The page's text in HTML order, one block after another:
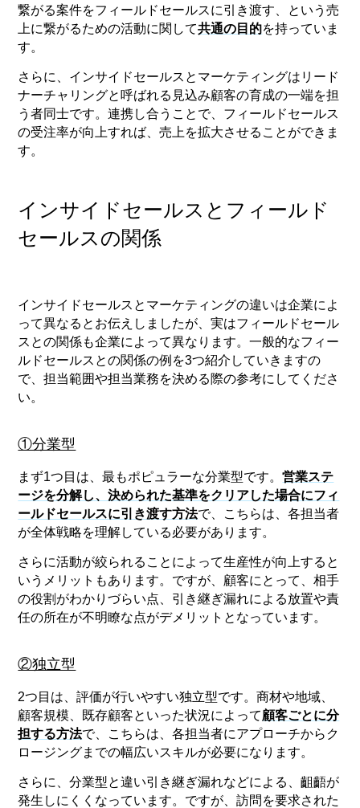
繋がる案件をフィールドセールスに引き渡す、という売
上に繋がるための活動に関して共通の目的を持っていま
す。
さらに、インサイドセールスとマーケティングはリード
ナーチャリングと呼ばれる見込み顧客の育成の一端を担
う者同士です。連携し合うことで、フィールドセールス
の受注率が向上すれば、売上を拡大させることができま
す。
インサイドセールスとフィールド
セールスの関係
インサイドセールスとマーケティングの違いは企業によ
って異なるとお伝えしましたが、実はフィールドセール
スとの関係も企業によって異なります。一般的なフィー
ルドセールスとの関係の例を3つ紹介していきますの
で、担当範囲や担当業務を決める際の参考にしてくださ
い。
①分業型
まず1つ目は、最もポピュラーな分業型です。営業ステ
ージを分解し、決められた基準をクリアした場合にフィ
ールドセールスに引き渡す方法で、こちらは、各担当者
が全体戦略を理解している必要があります。
さらに活動が絞られることによって生産性が向上すると
いうメリットもあります。ですが、顧客にとって、相手
の役割がわかりづらい点、引き継ぎ漏れによる放置や責
任の所在が不明瞭な点がデメリットとなっています。
②独立型
2つ目は、評価が行いやすい独立型です。商材や地域、
顧客規模、既存顧客といった状況によって顧客ごとに分
担する方法で、こちらは、各担当者にアプローチからク
ロージングまでの幅広いスキルが必要になります。
さらに、分業型と違い引き継ぎ漏れなどによる、齟齬が
発生しにくくなっています。ですが、訪問を要求された